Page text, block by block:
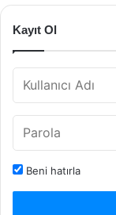
Kayıt Ol
Beni hatırla